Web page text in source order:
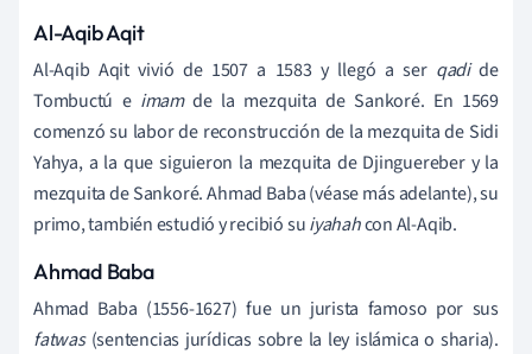
Al-Aqib Aqit
Al-Aqib Aqit vivió de 1507 a 1583 y llegó a ser qadide
Tombuctú e imamde la mezquita de Sankoré. En 1569
comenzó su labor de reconstrucción de la mezquita de Sidi
Yahya, a la que siguieron la mezquita de Djinguereber y la
mezquita de Sankoré. Ahmad Baba (véase más adelante), su
primo, también estudió y recibió suiyahahcon Al-Aqib.
Ahmad Baba
Ahmad Baba (1556-1627) fue un jurista famoso por sus
fatwas(sentencias jurídicas sobre la ley islámica o sharia).